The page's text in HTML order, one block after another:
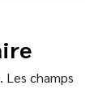
Les champs